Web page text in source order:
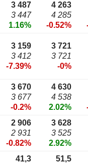
3 487
3 447
1.16%
4 263
4 285
-0.52%
3 159
3 412
-7.39%
3 721
3 721
-0%
3 670
3 677
-0.2%
4 630
4 538
2.02%
2 906
2 931
-0.82%
3 628
3 525
2.92%
41,3
51,5